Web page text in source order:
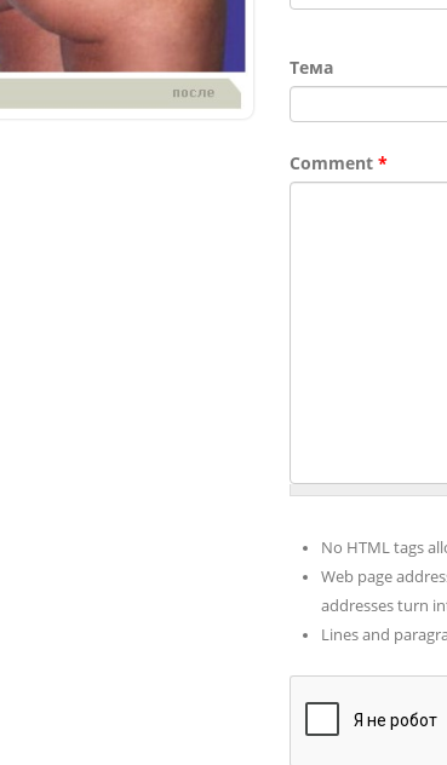
Тема
Comment *
No HTML tags
Web page
addresses turn
Lines and